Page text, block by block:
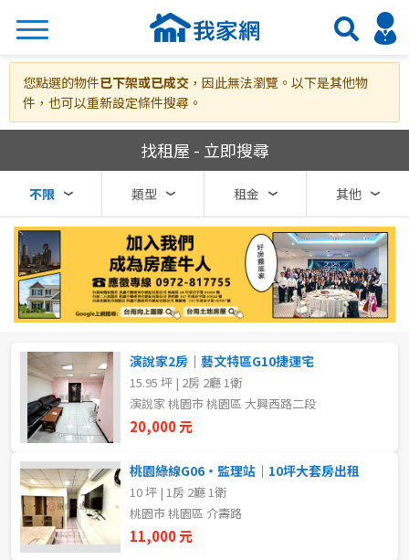
搜尋
縣市
不限
基隆市
新北市
宜蘭縣
桃園市
新竹市
區域
不限
類型(可複選)
不拘 整層住家
您點選的物件已下架或已成交 ，因此無法瀏覽。以下是其他物
件，也可以重新設定條件搜尋。
我家網房屋租賃
找租屋 - 立即搜尋
不限 類型 租金 其他
演說家2房｜藝文特區G10捷運宅
15.95 坪 | 2房 2廳 1衛
演說家 桃園市 桃園區 大興西路二段
20,000 元
桃園綠線G06・監理站｜10坪大套房出租
10 坪 | 1房 2廳 1衛
桃園市 桃園區 介壽路
11,000 元